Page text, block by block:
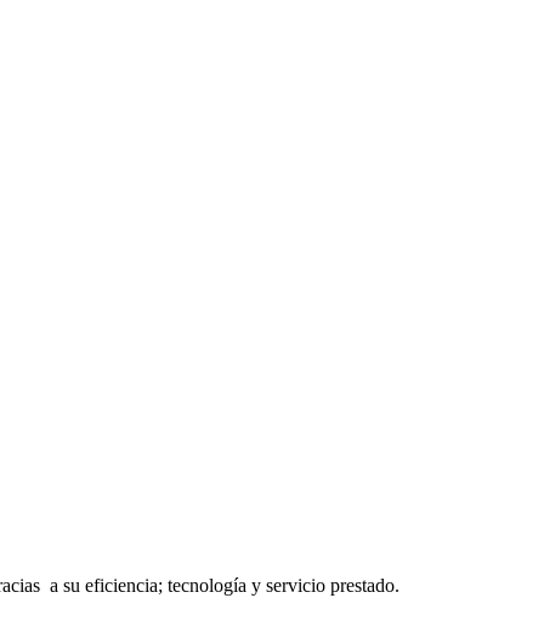
a su eficiencia; tecnología y servicio prestado.